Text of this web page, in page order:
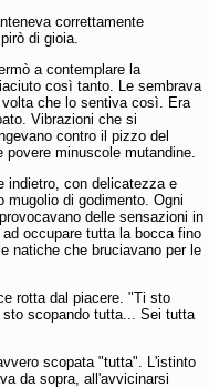
correttamente
di gioia.
a contemplare la
così tanto. Le sembrava
che lo sentiva così. Era
Vibrazioni che si
contro il pizzo del
minuscole mutandine.
indietro, con delicatezza e
mugolio di godimento. Ogni
delle sensazioni in
occupare tutta la bocca fino
natiche che bruciavano per le
rotta dal piacere. "Ti sto
scopando tutta... Sei tutta
scopata "tutta". L'istinto
da sopra, all'avvicinarsi